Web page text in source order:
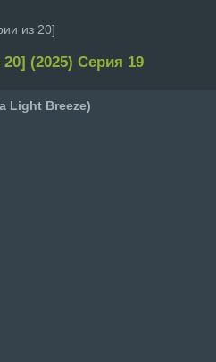
из 20]
(2025) Серия 19
Light Breeze)